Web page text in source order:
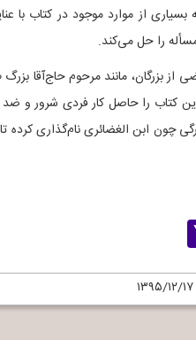
از موارد موجود در کتاب با
را حل می‌کند.
کتاب را حاصل کار فردی شرور و ضد
چون ابن الغضائری نام‌گذاری
Mail
۱۳۹۵/۱۲/۱۷